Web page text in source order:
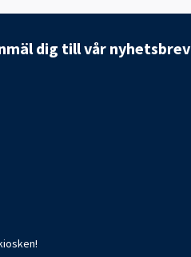
dig till vår nyhetsbrev